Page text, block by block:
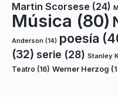
Martin Scorsese (24)
Música (80)
Anderson (14) poesía
(32) serie (28) Stanley
Teatro (16) Werner Herzog